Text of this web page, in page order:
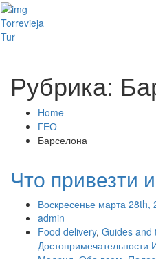
Torrevieja
Tur
Рубрика:
Home
ГЕО
Барселона
Что привезти
Воскресенье марта 28th,
admin
Food delivery, Guides and
Достопримечательности